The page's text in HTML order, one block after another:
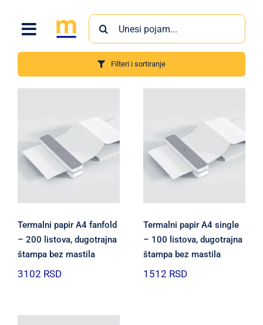
content
Search
for:
Filteri i sortiranje
Termalni papir A4 fanfold
– 200 listova, dugotrajna
štampa bez mastila
3102 RSD
Termalni papir A4 single
– 100 listova, dugotrajna
štampa bez mastila
1512 RSD
Proizvodi